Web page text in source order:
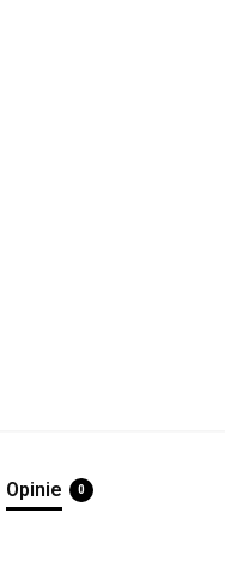
Opinie 0